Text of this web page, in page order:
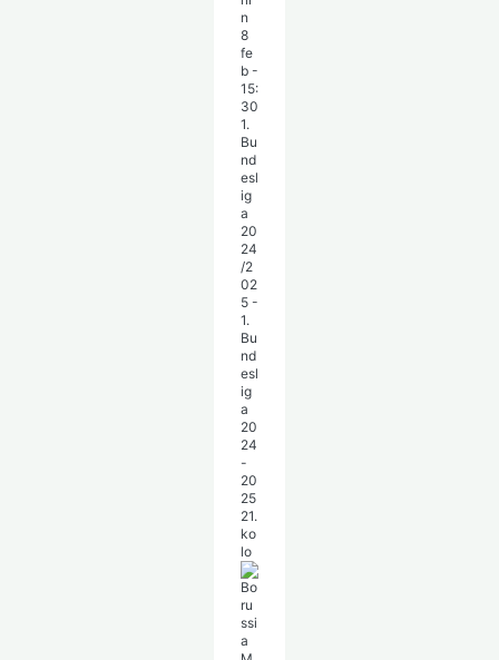
n
8
fe
b -
15:
30
1.
Bu
nd
esl
ig
a
20
24
/2
02
5 -
1.
Bu
nd
esl
ig
a
20
24
-
20
25
21.
ko
lo